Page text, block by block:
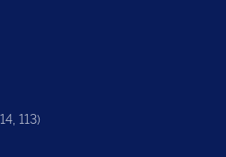
113)